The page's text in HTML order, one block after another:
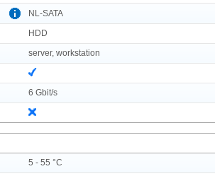
NL-SATA
HDD
server, workstation
6 Gbit/s
5 - 55 °C